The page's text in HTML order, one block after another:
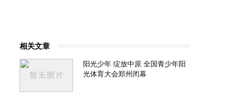
相关文章
阳光少年 绽放中原 全国青少年阳
光体育大会郑州闭幕